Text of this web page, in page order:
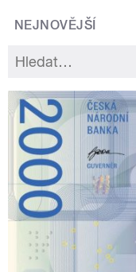
NEJNOVĚJŠÍ